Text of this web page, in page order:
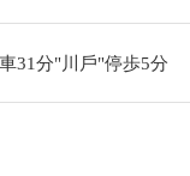
31分"川戶"停歩5分